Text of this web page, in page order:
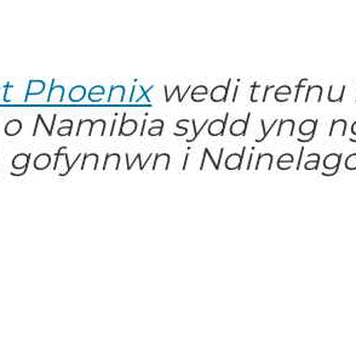
Phoenixwedi trefnu
Namibia sydd yng
i